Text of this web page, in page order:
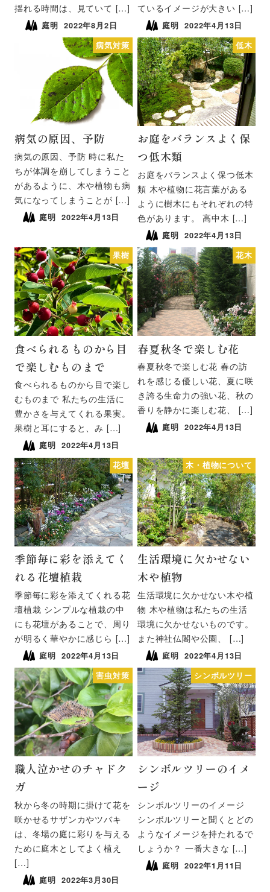
揺れる時間は、見ていて […]
庭明 2022年8月2日
ているイメージが大きい […]
庭明 2022年4月13日
病気対策
病気の原因、予防
病気の原因、予防 時に私た
ちが体調を崩してしまうこと
があるように、木や植物も病
気になってしまうことが […]
庭明 2022年4月13日
低木
お庭をバランスよく保
つ低木類
お庭をバランスよく保つ低木
類 木や植物に花言葉がある
ように樹木にもそれぞれの特
色があります。 高中木 […]
庭明 2022年4月13日
果樹
食べられるものから目
で楽しむものまで
食べられるものから目で楽し
むものまで 私たちの生活に
豊かさを与えてくれる果実。
果樹と耳にすると、み […]
庭明 2022年4月13日
花木
春夏秋冬で楽しむ花
春夏秋冬で楽しむ花 春の訪
れを感じる優しい花、夏に咲
き誇る生命力の強い花、秋の
香りを静かに楽しむ花、 […]
庭明 2022年4月13日
花壇
季節毎に彩を添えてく
れる花壇植栽
季節毎に彩を添えてくれる花
壇植栽 シンプルな植栽の中
にも花壇があることで、周り
が明るく華やかに感じら […]
庭明 2022年4月13日
木・植物について
生活環境に欠かせない
木や植物
生活環境に欠かせない木や植
物 木や植物は私たちの生活
環境に欠かせないものです。
また神社仏閣や公園、 […]
庭明 2022年4月13日
害虫対策
職人泣かせのチャドク
ガ
秋から冬の時期に掛けて花を
咲かせるサザンカやツバキ
は、冬場の庭に彩りを与える
ために庭木としてよく植え
[…]
庭明 2022年3月30日
シンボルツリー
シンボルツリーのイメ
ージ
シンボルツリーのイメージ
シンボルツリーと聞くとどの
ようなイメージを持たれるで
しょうか？ 一番大きな […]
庭明 2022年1月11日